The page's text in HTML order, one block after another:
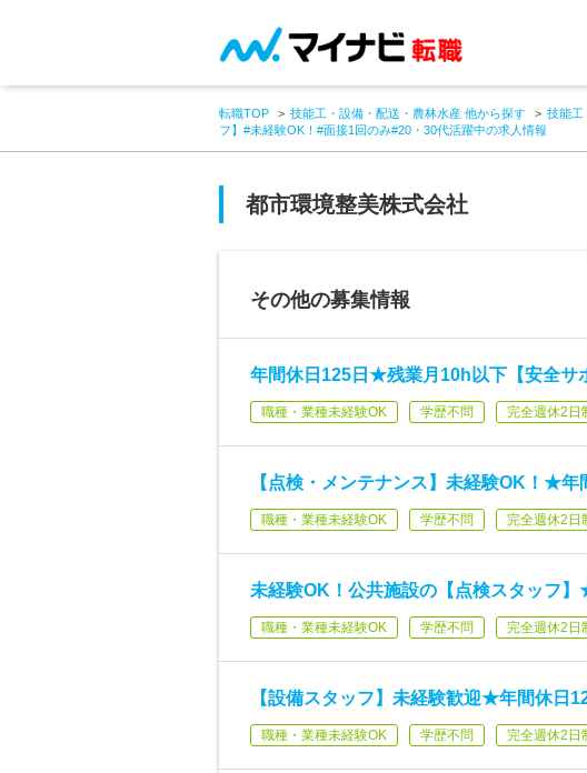
転職TOP 技能工・設備・配送・農林水産 他から探す 技能工
フ】#未経験OK！#面接1回のみ#20・30代活躍中の求人情報
都市環境整美株式会社
その他の募集情報
年間休日125日★残業月10h以下【安全サ
職種・業種未経験OK 学歴不問 完全週休2日
【点検・メンテナンス】未経験OK！★
職種・業種未経験OK 学歴不問 完全週休2日
未経験OK！公共施設の【点検スタッフ
職種・業種未経験OK 学歴不問 完全週休2日
【設備スタッフ】未経験歓迎★年間休日
職種・業種未経験OK 学歴不問 完全週休2日